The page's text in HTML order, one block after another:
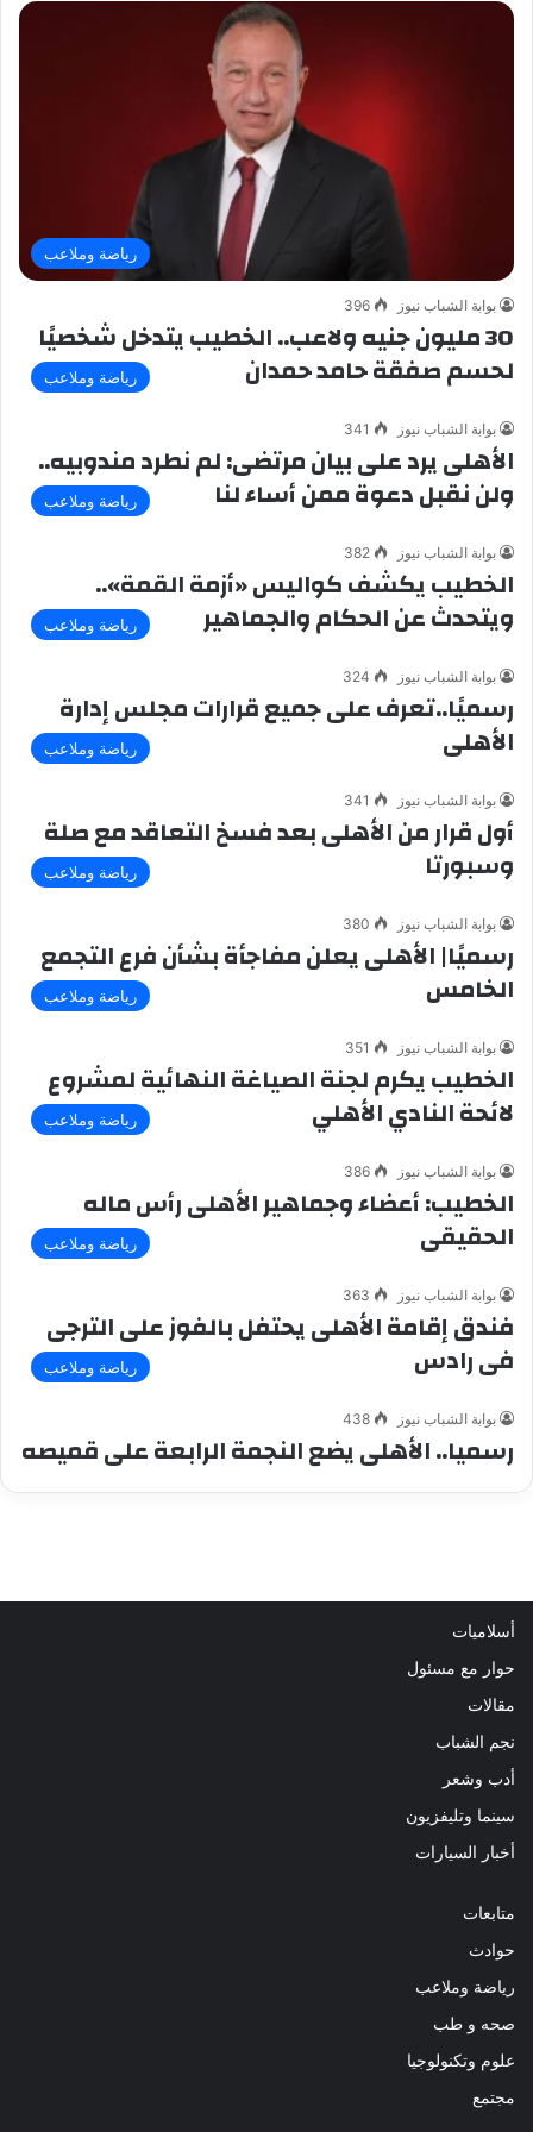
رياضة وملاعب
بوابة الشباب نيوز 396
30 مليون جنيه ولاعب.. الخطيب يتدخل شخصيًا
لحسم صفقة حامد حمدان رياضة وملاعب
بوابة الشباب نيوز 341
الأهلى يرد على بيان مرتضى: لم نطرد مندوبيه..
ولن نقبل دعوة ممن أساء لنا رياضة وملاعب
بوابة الشباب نيوز 382
الخطيب يكشف كواليس «أزمة القمة»..
ويتحدث عن الحكام والجماهير رياضة وملاعب
بوابة الشباب نيوز 324
رسميًا..تعرف على جميع قرارات مجلس إدارة
الأهلى رياضة وملاعب
بوابة الشباب نيوز 341
أول قرار من الأهلى بعد فسخ التعاقد مع صلة
وسبورتا رياضة وملاعب
بوابة الشباب نيوز 380
رسميًا| الأهلى يعلن مفاجأة بشأن فرع التجمع
الخامس رياضة وملاعب
بوابة الشباب نيوز 351
الخطيب يكرم لجنة الصياغة النهائية لمشروع
لائحة النادي الأهلي رياضة وملاعب
بوابة الشباب نيوز 386
الخطيب: أعضاء وجماهير الأهلى رأس ماله
الحقيقى رياضة وملاعب
بوابة الشباب نيوز 363
فندق إقامة الأهلى يحتفل بالفوز على الترجى
فى رادس رياضة وملاعب
بوابة الشباب نيوز 438
رسميا.. الأهلى يضع النجمة الرابعة على قميصه
أسلاميات
حوار مع مسئول
مقالات
نجم الشباب
أدب وشعر
سينما وتليفزيون
أخبار السيارات
متابعات
حوادث
رياضة وملاعب
صحه و طب
علوم وتكنولوجيا
مجتمع